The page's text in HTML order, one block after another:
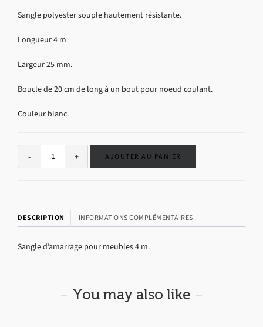
Sangle polyester souple hautement résistante.
Longueur 4 m
Largeur 25 mm.
Boucle de 20 cm de long à un bout pour noeud coulant.
Couleur blanc.
AJOUTER AU PANIER
DESCRIPTION INFORMATIONS COMPLÉMENTAIRES
Sangle d’amarrage pour meubles 4 m.
You may also like